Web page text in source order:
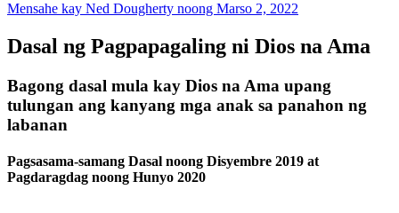
Mensahe kay Ned Dougherty noong Marso 2, 2022
Dasal ng Pagpapagaling ni Dios na Ama
Bagong dasal mula kay Dios na Ama upang
tulungan ang kanyang mga anak sa panahon ng
labanan
Pagsasama-samang Dasal noong Disyembre 2019 at
Pagdaragdag noong Hunyo 2020